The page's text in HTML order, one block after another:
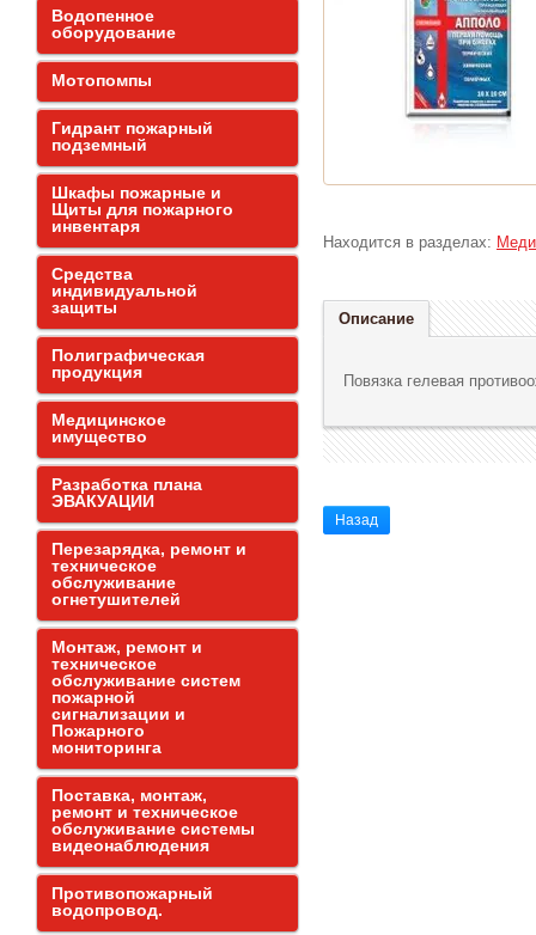
Находится в разделах:
Описание
Повязка гелевая
Назад
Водопенное
оборудование
Мотопомпы
Гидрант пожарный
подземный
Шкафы пожарные и
Щиты для пожарного
инвентаря
Средства
индивидуальной
защиты
Полиграфическая
продукция
Медицинское
имущество
Разработка плана
ЭВАКУАЦИИ
Перезарядка, ремонт и
техническое
обслуживание
огнетушителей
Монтаж, ремонт и
техническое
обслуживание систем
пожарной
сигнализации и
Пожарного
мониторинга
Поставка, монтаж,
ремонт и техническое
обслуживание системы
видеонаблюдения
Противопожарный
водопровод.